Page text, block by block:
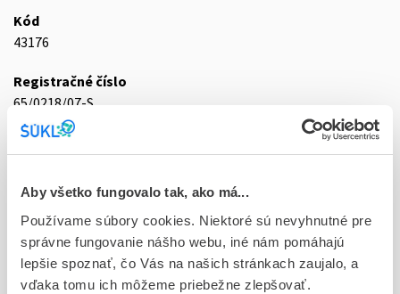
Aby všetko fungovalo tak, ako má...
Používame súbory cookies. Niektoré sú nevyhnutné pre
správne fungovanie nášho webu, iné nám pomáhajú
lepšie spoznať, čo Vás na našich stránkach zaujalo, a
vďaka tomu ich môžeme priebežne zlepšovať.
Kód
43176
Registračné číslo
65/0218/07-S
Doplnok
Stav
D - Registrácia bez obmedzenia platnosti
Typ registračnej procedúry
Vzájomné uznávanie (mutual recognition proc.)